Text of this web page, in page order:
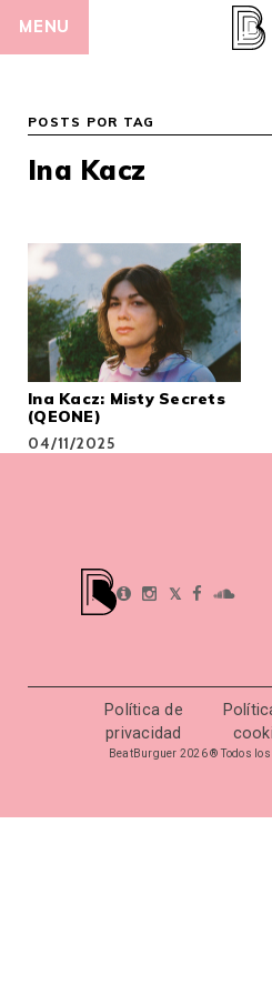
MENU
POSTS POR TAG
Ina Kacz
Ina Kacz: Misty Secrets
(QEONE)
04/11/2025
𝕏
Política de
privacidad
BeatBurguer 2026 ® Todos